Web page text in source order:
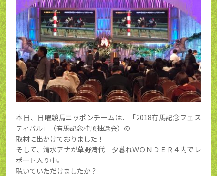
本日、日曜競馬ニッポンチームは、「2018有馬記念フェス
ティバル」（有馬記念枠順抽選会）の
取材に出かけておりました！
そして、清水アナが草野満代 夕暮れＷＯＮＤＥＲ４内でレ
ポート入り中。
聴いていただけましたか？